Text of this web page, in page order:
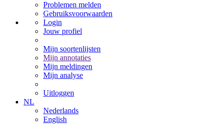
Problemen melden
Gebruiksvoorwaarden
Login
Jouw profiel
Mijn soortenlijsten
Mijn annotaties
Mijn meldingen
Mijn analyse
Uitloggen
NL
Nederlands
English